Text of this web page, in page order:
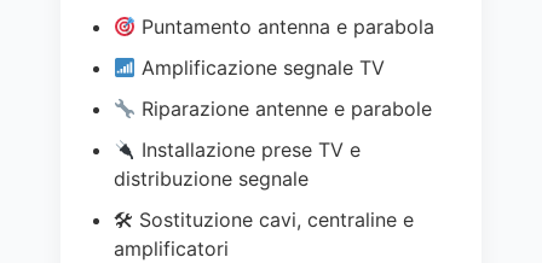
Puntamento antenna e parabola
Amplificazione segnale TV
Riparazione antenne e parabole
Installazione prese TV e
distribuzione segnale
🛠 Sostituzione cavi, centraline e
amplificatori